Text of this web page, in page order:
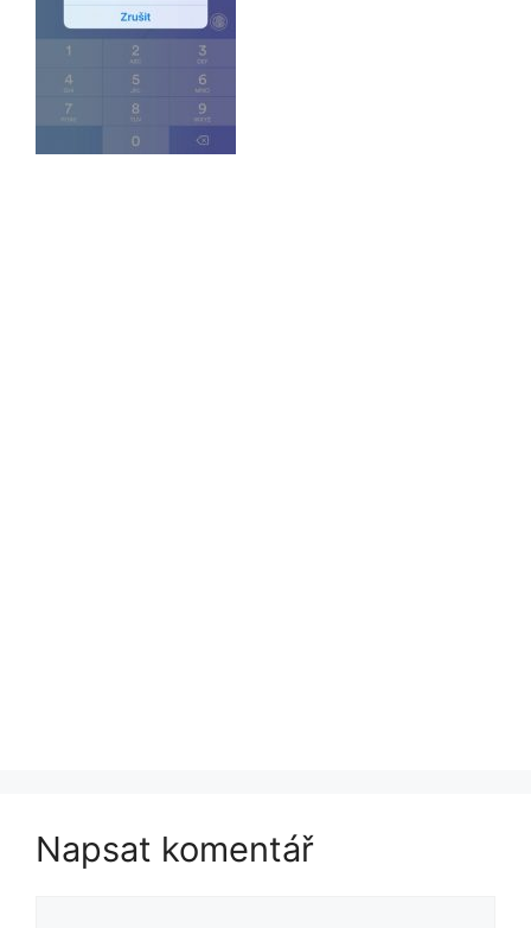
Napsat komentář